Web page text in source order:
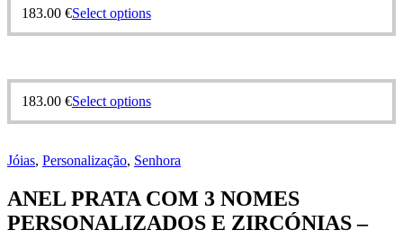
183.00 €Select optionsThis
variants.
options
may
chosen
the
product
page
183.00 €Select optionsThis
variants.
options
may
be
Jóias, Personalização, Senhora
ANEL PRATA COM 3 NOMES
PERSONALIZADOS E ZIRCÓNIAS –